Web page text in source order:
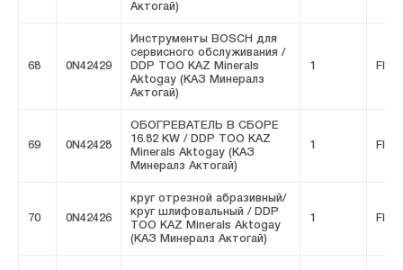
Актогай)
68 0N42429
Инструменты BOSCH для
сервисного обслуживания /
DDP ТОО KAZ Minerals
Aktogay (КАЗ Минералз
Актогай)
1 FIVE
69 0N42428
ОБОГРЕВАТЕЛЬ В СБОРЕ
16.82 KW / DDP ТОО KAZ
Minerals Aktogay (КАЗ
Минералз Актогай)
1 FIVE
70 0N42426
круг отрезной абразивный/
круг шлифовальный / DDP
ТОО KAZ Minerals Aktogay
(КАЗ Минералз Актогай)
1 FIVE